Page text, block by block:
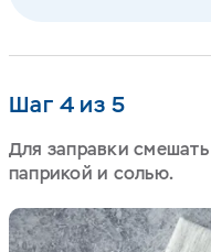
Шаг 4 из 5
Для заправки
паприкой и солью.